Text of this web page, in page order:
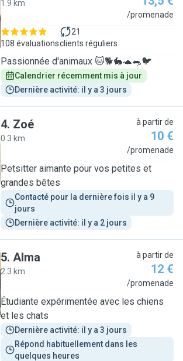
1.9 km
/promenade
108 évaluations
21
clients réguliers
Passionnée d'animaux 🐱🐕🐇🐢🐀🐦
Calendrier récemment mis à jour
Dernière activité: il y a 3 jours
4. Zoé
0.3 km
à partir de
10 €
/promenade
Petsitter aimante pour vos petites et
grandes bêtes
Contacté pour la dernière fois il y a 9
jours
Dernière activité: il y a 2 jours
5. Alma
2.3 km
à partir de
12 €
/promenade
Étudiante expérimentée avec les chiens
et les chats
Dernière activité: il y a 3 jours
Répond habituellement dans les
quelques heures